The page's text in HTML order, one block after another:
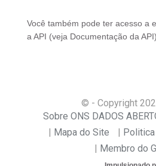
Você também pode ter acesso a
a API (veja Documentação da API
© - Copyright
Sobre ONS DADOS
Mapa do Site
Membro do